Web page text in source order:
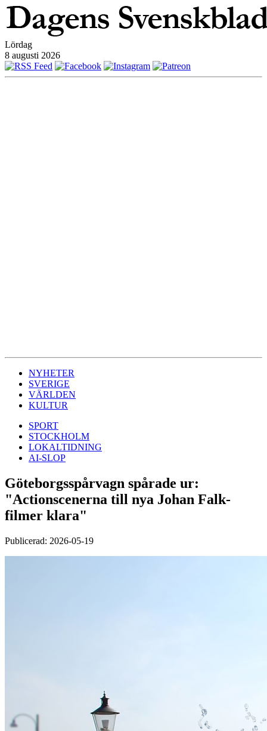
Lördag
8 augusti 2026
NYHETER
SVERIGE
VÄRLDEN
KULTUR
SPORT
STOCKHOLM
LOKALTIDNING
AI-SLOP
Göteborgsspårvagn spårade ur:
"Actionscenerna till nya Johan Falk-
filmer klara"
Publicerad: 2026-05-19